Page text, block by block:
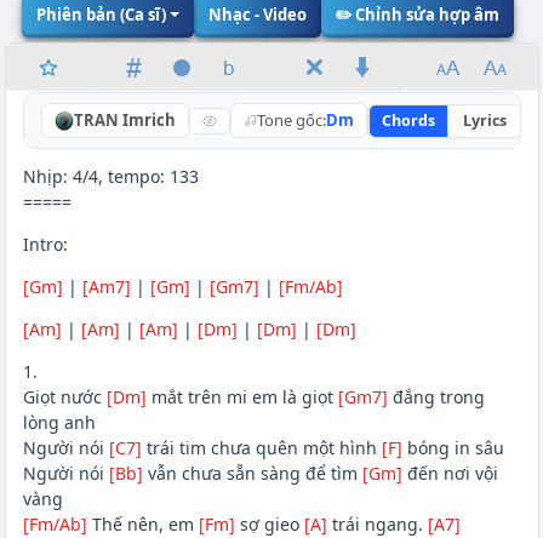
Phiên bản (Ca sĩ) Nhạc - Video ✏️ Chỉnh sửa hợp âm
TRAN Imrich Tone gốc:Dm Chords Lyrics
Nhịp: 4/4, tempo: 133
=====
Intro:
[Gm] | [Am7] | [Gm] | [Gm7] | [Fm/Ab]
[Am] | [Am] | [Am] | [Dm] | [Dm] | [Dm]
1.
Giọt nước [Dm] mắt trên mi em là giọt [Gm7] đắng trong
lòng anh
Người nói [C7] trái tim chưa quên một hình [F] bóng in sâu
Người nói [Bb] vẫn chưa sẵn sàng để tìm [Gm] đến nơi vội
vàng
[Fm/Ab] Thế nên, em [Fm] sợ gieo [A] trái ngang. [A7]